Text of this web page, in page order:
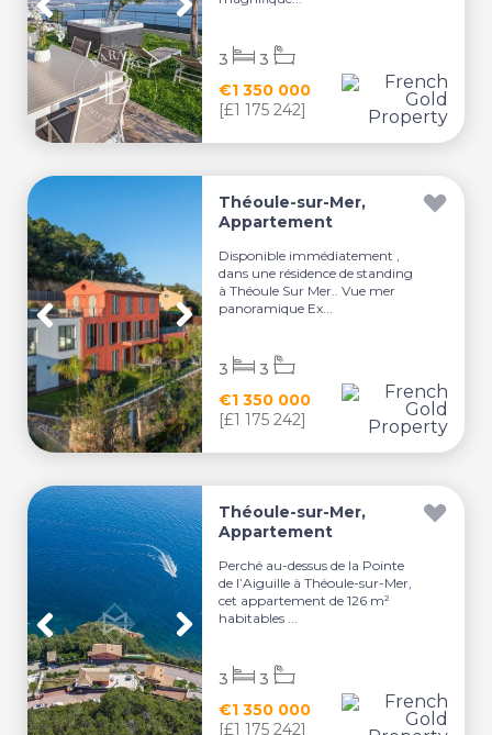
€1 350 000
[£1 175 242]
3 3
Théoule-sur-Mer,
Appartement
Disponible immédiatement ,
dans une résidence de standing
à Théoule Sur Mer.. Vue mer
panoramique Ex...
€1 350 000
[£1 175 242]
3 3
Théoule-sur-Mer,
Appartement
Perché au-dessus de la Pointe
de l’Aiguille à Théoule-sur-Mer,
cet appartement de 126 m²
habitables ...
€1 350 000
[£1 175 242]
3 3